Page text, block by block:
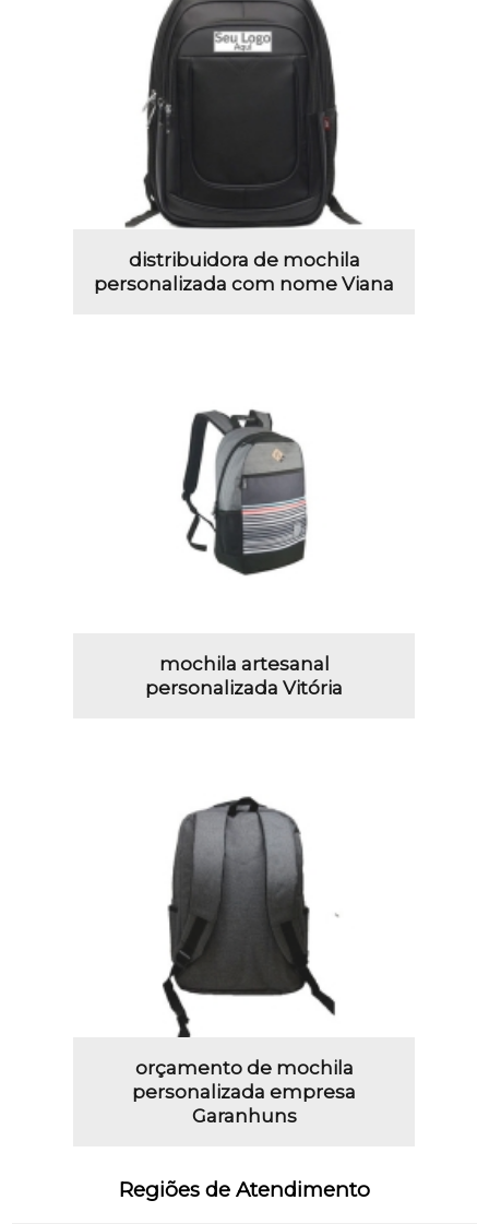
distribuidora de mochila
personalizada com nome Viana
mochila artesanal
personalizada Vitória
orçamento de mochila
personalizada empresa
Garanhuns
Regiões de Atendimento